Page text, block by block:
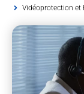
Vidéoprotection et